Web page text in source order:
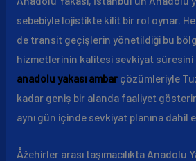
sebebiyle lojistikte kilit bir rol oynar.
de transit geçişlerin yönetildiği bu
hizmetlerinin kalitesi sevkiyat süresini
anadolu yakası ambarçözümleriyle
kadar geniş bir alanda faaliyet
aynı gün içinde sevkiyat planına dahil
Åžehirler arası taşımacılıkta Anadolu